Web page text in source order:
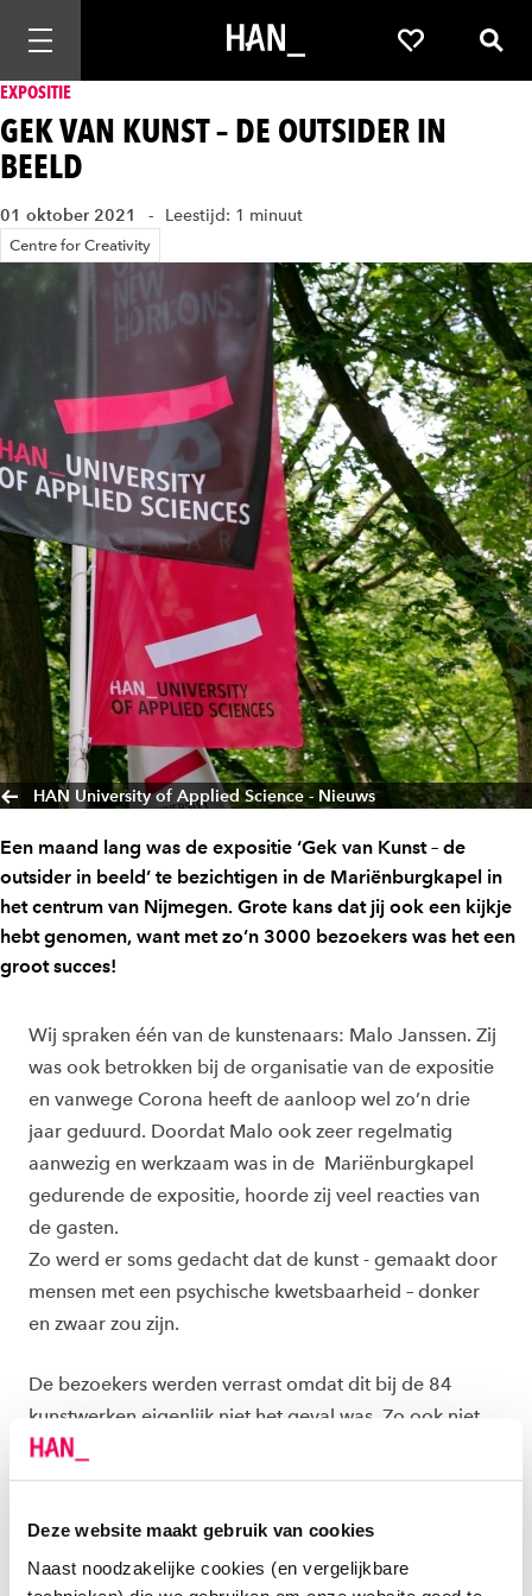
Deze website maakt gebruik van cookies
Naast noodzakelijke cookies (en vergelijkbare
Mobiele navigatie openen Favorieten
EXPOSITIE
GEK VAN KUNST – DE OUTSIDER IN
BEELD
01 oktober 2021 Leestijd: 1 minuut
Centre for Creativity
HAN University of Applied Science - Nieuws
Een maand lang was de expositie ‘Gek van Kunst – de
outsider in beeld’ te bezichtigen in de Mariënburgkapel in
het centrum van Nijmegen. Grote kans dat jij ook een kijkje
hebt genomen, want met zo’n 3000 bezoekers was het een
groot succes!
Wij spraken één van de kunstenaars: Malo Janssen. Zij
was ook betrokken bij de organisatie van de expositie
en vanwege Corona heeft de aanloop wel zo’n drie
jaar geduurd. Doordat Malo ook zeer regelmatig
aanwezig en werkzaam was in de Mariënburgkapel
gedurende de expositie, hoorde zij veel reacties van
de gasten.
Zo werd er soms gedacht dat de kunst - gemaakt door
mensen met een psychische kwetsbaarheid – donker
en zwaar zou zijn.
De bezoekers werden verrast omdat dit bij de 84
kunstwerken eigenlijk niet het geval was. Zo ook niet
bij Malo’s eigen werk, dat gebaseerd is op fotografie
van Ellen Auerbach.. Het contrast van het schone,
badkamer waarin ze zich bevindt, intrigeerde haar.
In Malo´s manier van werken komen ook wat van haar